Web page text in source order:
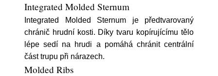
Integrated Molded Sternum
Integrated Molded Sternum je předtvarovaný
chránič hrudní kosti. Díky tvaru kopírujícímu tělo
lépe sedí na hrudi a pomáhá chránit centrální
část trupu při nárazech.
Molded Ribs